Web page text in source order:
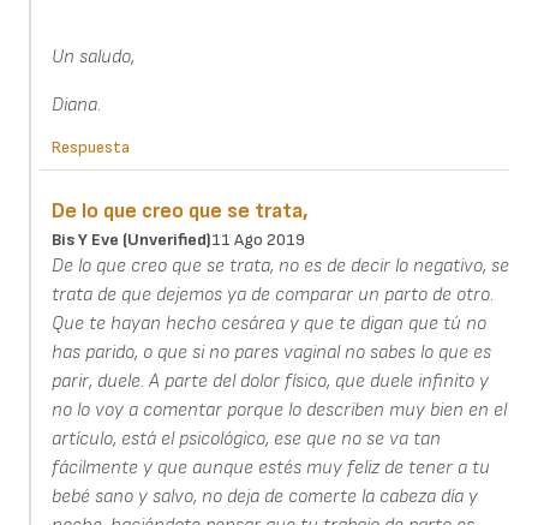
Un saludo,
Diana.
Respuesta
De lo que creo que se trata,
Bis Y Eve (unverified)11 Ago 2019
De lo que creo que se trata, no es de decir lo negativo, se
trata de que dejemos ya de comparar un parto de otro.
Que te hayan hecho cesárea y que te digan que tú no
has parido, o que si no pares vaginal no sabes lo que es
parir, duele. A parte del dolor físico, que duele infinito y
no lo voy a comentar porque lo describen muy bien en el
artículo, está el psicológico, ese que no se va tan
fácilmente y que aunque estés muy feliz de tener a tu
bebé sano y salvo, no deja de comerte la cabeza día y